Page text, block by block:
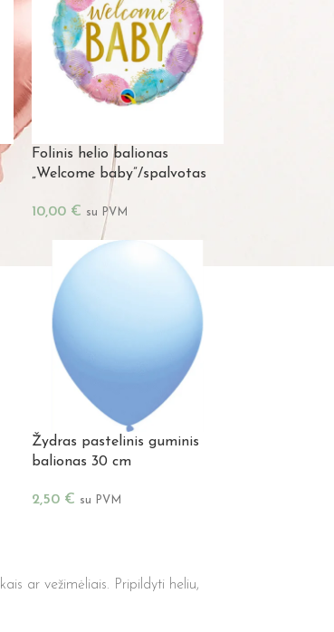
Folinis helio balionas
„Welcome baby”/spalvotas
10,00 € su PVM
Žydras pastelinis guminis
balionas 30 cm
2,50 € su PVM
ar vežimėliais. Pripildyti heliu,